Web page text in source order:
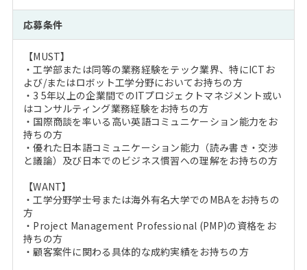
応募条件
【MUST】
・工学部または同等の業務経験をテック業界、特にICTお
よび/またはロボット工学分野においてお持ちの方
・3 5年以上の企業間でのITプロジェクトマネジメント或い
はコンサルティング業務経験をお持ちの方
・国際商談を率いる高い英語コミュニケーション能力をお
持ちの方
・優れた日本語コミュニケーション能力（読み書き・交渉
と議論）及び日本でのビジネス慣習への理解をお持ちの方
【WANT】
・工学分野学士号または海外有名大学でのMBAをお持ちの
方
・Project Management Professional (PMP)の資格をお
持ちの方
・顧客案件に関わる具体的な成約実績をお持ちの方